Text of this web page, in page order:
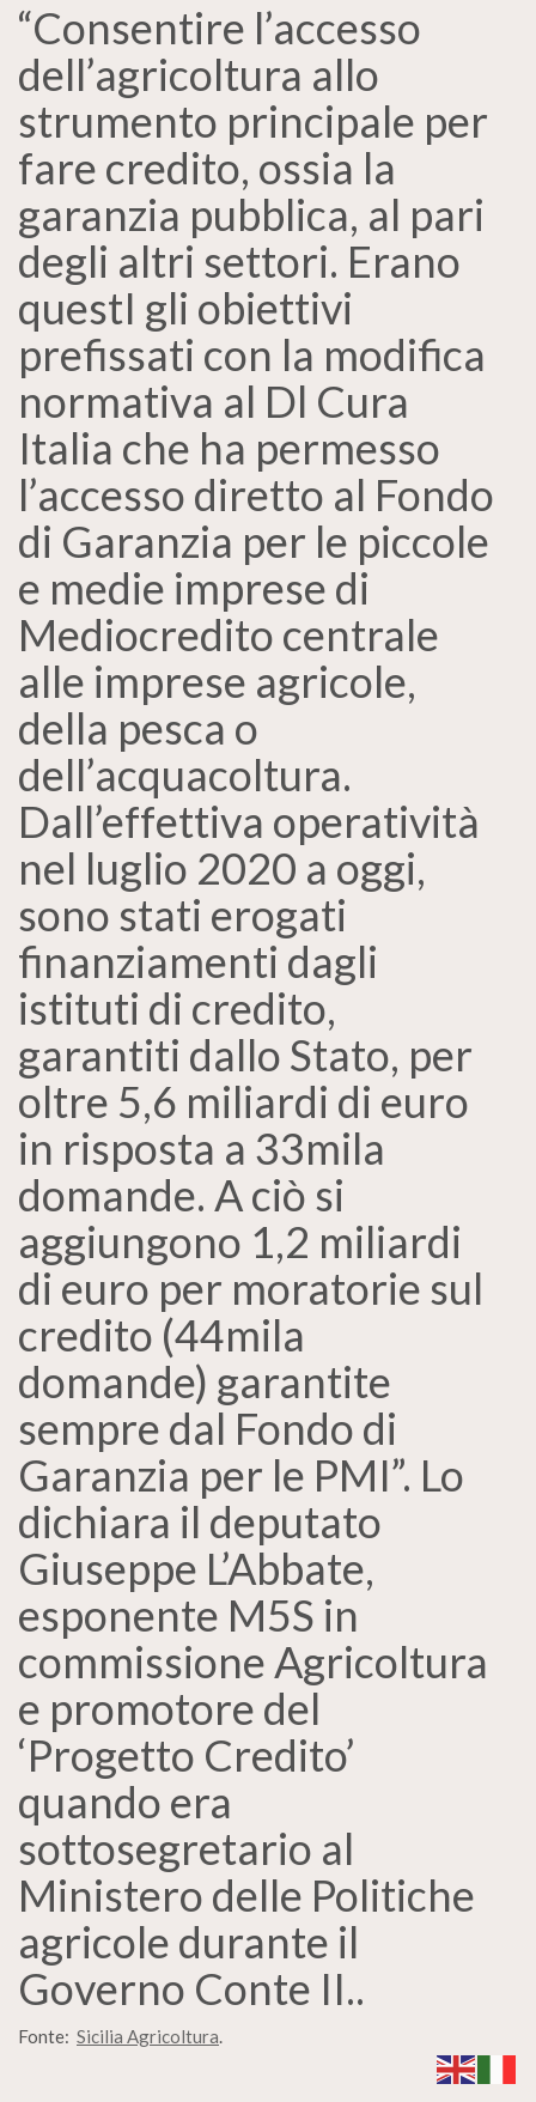
“Consentire l’accesso
dell’agricoltura allo
strumento principale per
fare credito, ossia la
garanzia pubblica, al pari
degli altri settori. Erano
questI gli obiettivi
prefissati con la modifica
normativa al Dl Cura
Italia che ha permesso
l’accesso diretto al Fondo
di Garanzia per le piccole
e medie imprese di
Mediocredito centrale
alle imprese agricole,
della pesca o
dell’acquacoltura.
Dall’effettiva operatività
nel luglio 2020 a oggi,
sono stati erogati
finanziamenti dagli
istituti di credito,
garantiti dallo Stato, per
oltre 5,6 miliardi di euro
in risposta a 33mila
domande. A ciò si
aggiungono 1,2 miliardi
di euro per moratorie sul
credito (44mila
domande) garantite
sempre dal Fondo di
Garanzia per le PMI”. Lo
dichiara il deputato
Giuseppe L’Abbate,
esponente M5S in
commissione Agricoltura
e promotore del
‘Progetto Credito’
quando era
sottosegretario al
Ministero delle Politiche
agricole durante il
Governo Conte II..
Fonte: Sicilia Agricoltura.